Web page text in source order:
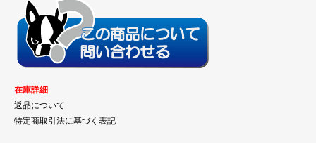
在庫詳細
返品について
特定商取引法に基づく表記